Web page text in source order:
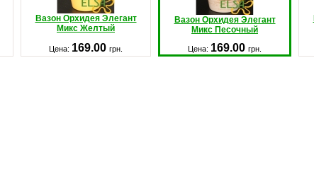
Вазон Орхидея Элегант
Микс Желтый
Вазон Орхидея Элегант
Микс Песочный
Цена: 169.00 грн. Цена: 169.00 грн.